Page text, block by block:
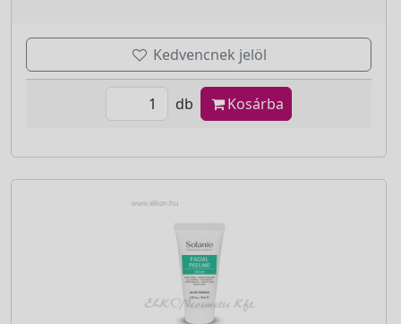
Kedvencnek jelöl
db Kosárba